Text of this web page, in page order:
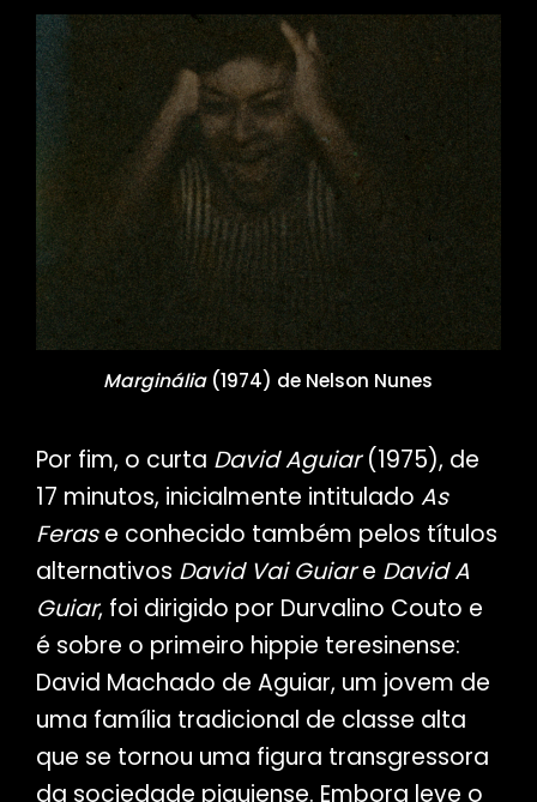
Marginália(1974) de Nelson Nunes
Por fim, o curta David Aguiar(1975), de
17 minutos, inicialmente intitulado As
Ferase conhecido também pelos títulos
alternativos David Vai Guiare David A
Guiar, foi dirigido por Durvalino Couto e
é sobre o primeiro hippie teresinense:
David Machado de Aguiar, um jovem de
uma família tradicional de classe alta
que se tornou uma figura transgressora
da sociedade piauiense. Embora leve o